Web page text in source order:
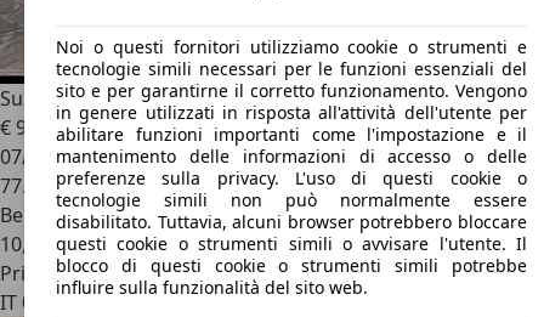
Suzuki SamuraiCabrio 1.3 JX De Luxe S
€ 9.900
07/1999
77.000 km
Benzina
10,3 l/100 km (comb.)
Privato
IT 02100Rieti
Noi o questi fornitori utilizziamo cookie o strumenti e
tecnologie simili necessari per le funzioni essenziali del
sito e per garantirne il corretto funzionamento. Vengono
in genere utilizzati in risposta all'attività dell'utente per
abilitare funzioni importanti come l'impostazione e il
mantenimento delle informazioni di accesso o delle
preferenze sulla privacy. L'uso di questi cookie o
tecnologie simili non può normalmente essere
disabilitato. Tuttavia, alcuni browser potrebbero bloccare
questi cookie o strumenti simili o avvisare l'utente. Il
blocco di questi cookie o strumenti simili potrebbe
influire sulla funzionalità del sito web.